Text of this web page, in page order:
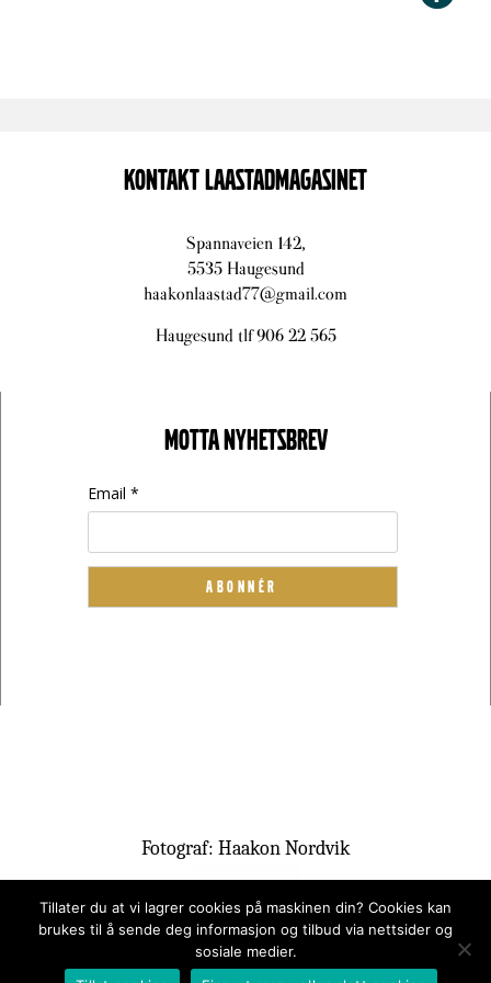
KONTAKT LAASTADMAGASINET
Spannaveien 142,
5535 Haugesund
haakonlaastad77@gmail.com
Haugesund tlf 906 22 565
MOTTA NYHETSBREV
Email *
Fotograf: Haakon Nordvik
Tillater du at vi lagrer cookies på maskinen din? Cookies kan
brukes til å sende deg informasjon og tilbud via nettsider og
sosiale medier.